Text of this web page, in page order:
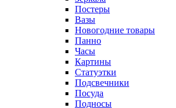
Постеры
Вазы
Новогодние товары
Панно
Часы
Картины
Статуэтки
Подсвечники
Посуда
Подносы